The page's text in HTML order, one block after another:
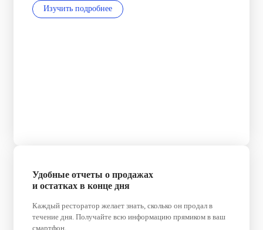
Изучить подробнее
Удобные отчеты о продажах
и остатках в конце дня
Каждый ресторатор желает знать, сколько он продал в
течение дня. Получайте всю информацию прямиком в ваш
смартфон.